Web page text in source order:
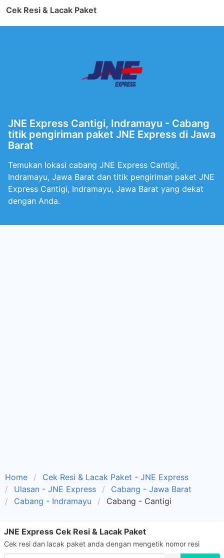
Cek Resi & Lacak Paket
JNE Express Cantigi, Indramayu - Cabang
titik pengiriman paket JNE Express di Jawa
Barat
Temukan lokasi cabang JNE Express Cantigi,
Indramayu, Jawa Barat dan titik pengiriman paket JNE
Express Cantigi, Indramayu, Jawa Barat yang dekat
dengan Anda.
Home
Cek Resi & Lacak Paket - JNE Express
Ulasan - JNE Express
Cabang - Jawa Barat
Cabang - Indramayu
Cabang - Cantigi
JNE Express Cek Resi & Lacak Paket
Cek resi dan lacak paket anda dengan mengetik nomor resi